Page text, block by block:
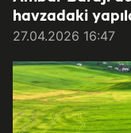
havzadaki
27.04.2026 16:47